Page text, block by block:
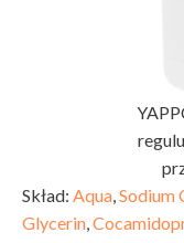
Skład: Aqua Sodium
Glycerin